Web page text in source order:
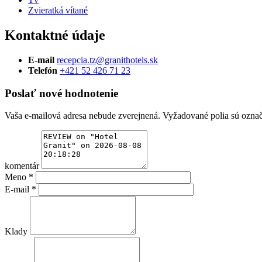
Zvieratká vítané
Kontaktné údaje
E-mail recepcia.tz@granithotels.sk
Telefón +421 52 426 71 23
Poslať nové hodnotenie
Vaša e-mailová adresa nebude zverejnená. Vyžadované polia sú
komentár
Meno *
E-mail *
Klady